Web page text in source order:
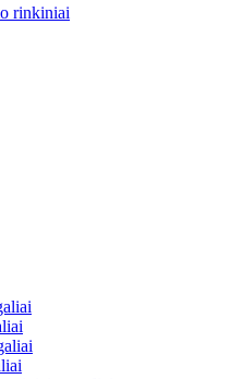
rinkiniai